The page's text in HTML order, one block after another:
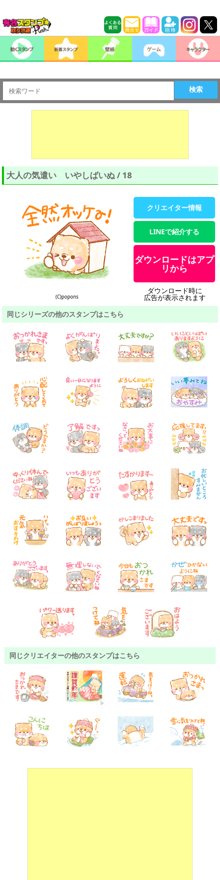
検索
大人の気遣い いやしばいぬ / 18
(C)popons
クリエイター情報
LINEで紹介する
ダウンロードはアプ
リから
ダウンロード時に
広告が表示されます
同じシリーズの他のスタンプはこちら
同じクリエイターの他のスタンプはこちら